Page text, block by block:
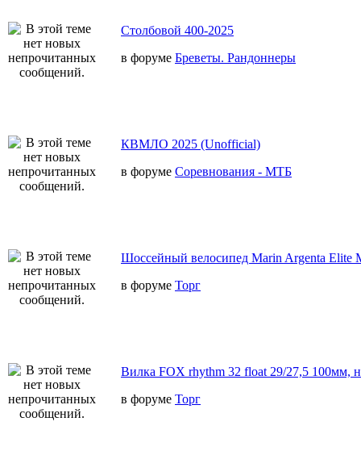
Столбовой 400-2025
в форуме Бреветы. Рандоннеры
КВМЛО 2025 (Unofficial)
в форуме Соревнования - МТБ
Шоссейный велосипед Marin Argenta Elite
в форуме Торг
Вилка FOX rhythm 32 float 29/27,5 100мм,
в форуме Торг